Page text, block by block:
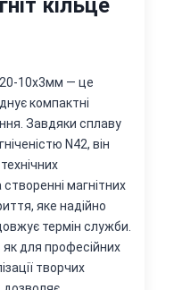
кільце
20-10х3мм — це
компактні
Завдяки сплаву
N42, він
магнітних
яке надійно
термін служби.
як для професійних
творчих